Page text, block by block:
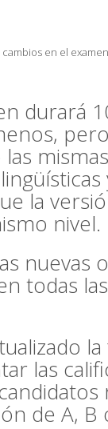
en el
durará
mismas
la
nivel.
nuevas o
todas las
las
de A, B